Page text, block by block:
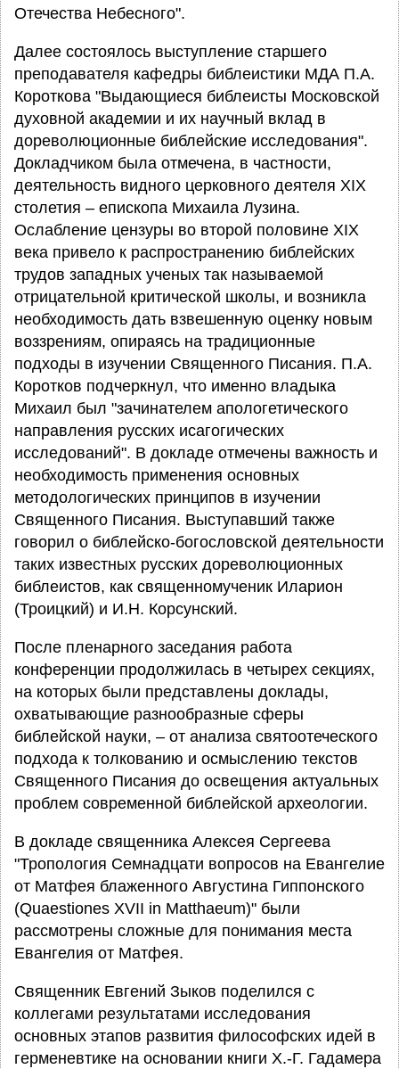
Отечества Небесного".
Далее состоялось выступление старшего
преподавателя кафедры библеистики МДА П.А.
Короткова "Выдающиеся библеисты Московской
духовной академии и их научный вклад в
дореволюционные библейские исследования".
Докладчиком была отмечена, в частности,
деятельность видного церковного деятеля XIX
столетия – епископа Михаила Лузина.
Ослабление цензуры во второй половине XIX
века привело к распространению библейских
трудов западных ученых так называемой
отрицательной критической школы, и возникла
необходимость дать взвешенную оценку новым
воззрениям, опираясь на традиционные
подходы в изучении Священного Писания. П.А.
Коротков подчеркнул, что именно владыка
Михаил был "зачинателем апологетического
направления русских исагогических
исследований". В докладе отмечены важность и
необходимость применения основных
методологических принципов в изучении
Священного Писания. Выступавший также
говорил о библейско-богословской деятельности
таких известных русских дореволюционных
библеистов, как священномученик Иларион
(Троицкий) и И.Н. Корсунский.
После пленарного заседания работа
конференции продолжилась в четырех секциях,
на которых были представлены доклады,
охватывающие разнообразные сферы
библейской науки, – от анализа святоотеческого
подхода к толкованию и осмыслению текстов
Священного Писания до освещения актуальных
проблем современной библейской археологии.
В докладе священника Алексея Сергеева
"Тропология Семнадцати вопросов на Евангелие
от Матфея блаженного Августина Гиппонского
(Quaestiones XVII in Matthaeum)" были
рассмотрены сложные для понимания места
Евангелия от Матфея.
Священник Евгений Зыков поделился с
коллегами результатами исследования
основных этапов развития философских идей в
герменевтике на основании книги Х.-Г. Гадамера